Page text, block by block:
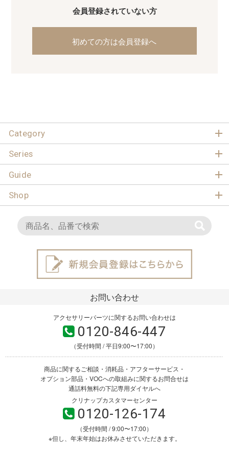
会員登録されていない方
初めての方は会員登録へ
Category
Series
Guide
Shop
お問い合わせ
アクセサリーパーツに関するお問い合わせは
0120-846-447
（受付時間 / 平日9:00〜17:00）
商品に関するご相談・消耗品・アフターサービス・
オプション部品・VOCへの取組みに関するお問合せは
通話料無料の下記専用ダイヤルへ
クリナップカスタマーセンター
0120-126-174
（受付時間 / 9:00〜17:00）
※但し、年末年始はお休みさせていただきます。